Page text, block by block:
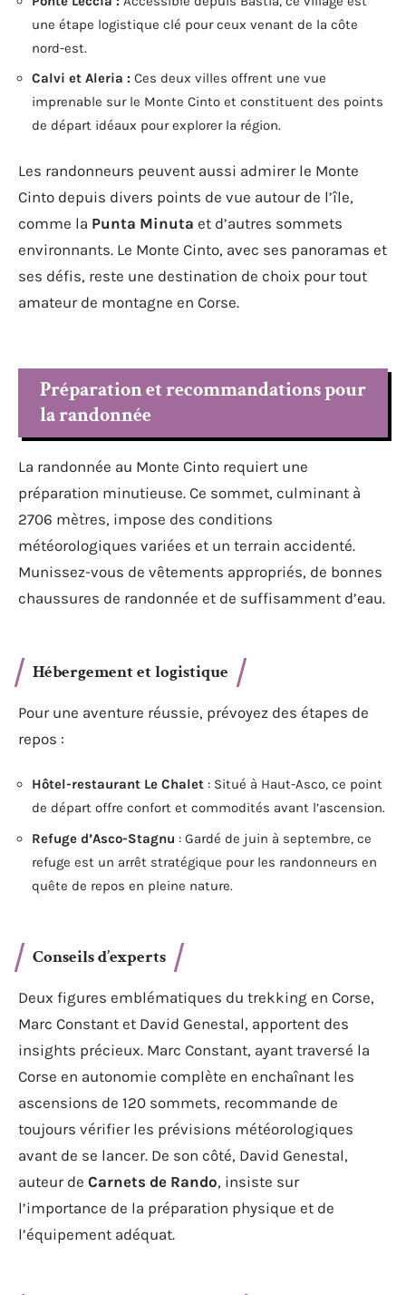
une étape logistique clé pour ceux venant de la côte
nord-est.
Calvi et Aleria : Ces deux villes offrent une vue
imprenable sur le Monte Cinto et constituent des points
de départ idéaux pour explorer la région.
Les randonneurs peuvent aussi admirer le Monte
Cinto depuis divers points de vue autour de l’île,
comme la Punta Minuta et d’autres sommets
environnants. Le Monte Cinto, avec ses panoramas et
ses défis, reste une destination de choix pour tout
amateur de montagne en Corse.
Préparation et recommandations pour
la randonnée
La randonnée au Monte Cinto requiert une
préparation minutieuse. Ce sommet, culminant à
2706 mètres, impose des conditions
météorologiques variées et un terrain accidenté.
Munissez-vous de vêtements appropriés, de bonnes
chaussures de randonnée et de suffisamment d’eau.
Hébergement et logistique
Pour une aventure réussie, prévoyez des étapes de
repos :
Hôtel-restaurant Le Chalet : Situé à Haut-Asco, ce point
de départ offre confort et commodités avant l’ascension.
Refuge d’Asco-Stagnu : Gardé de juin à septembre, ce
refuge est un arrêt stratégique pour les randonneurs en
quête de repos en pleine nature.
Conseils d’experts
Deux figures emblématiques du trekking en Corse,
Marc Constant et David Genestal, apportent des
insights précieux. Marc Constant, ayant traversé la
Corse en autonomie complète en enchaînant les
ascensions de 120 sommets, recommande de
toujours vérifier les prévisions météorologiques
avant de se lancer. De son côté, David Genestal,
auteur de Carnets de Rando, insiste sur
l’importance de la préparation physique et de
l’équipement adéquat.